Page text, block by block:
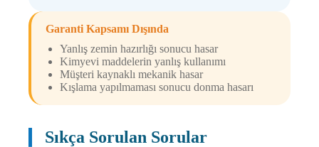
Garanti Kapsamı Dışında
Yanlış zemin hazırlığı sonucu hasar
Kimyevi maddelerin yanlış kullanımı
Müşteri kaynaklı mekanik hasar
Kışlama yapılmaması sonucu donma hasarı
Sıkça Sorulan Sorular